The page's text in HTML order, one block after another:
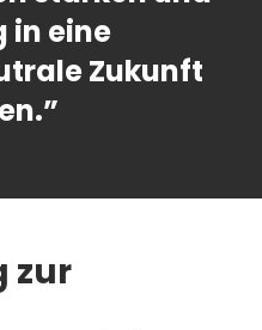
in eine
Zukunft
zur